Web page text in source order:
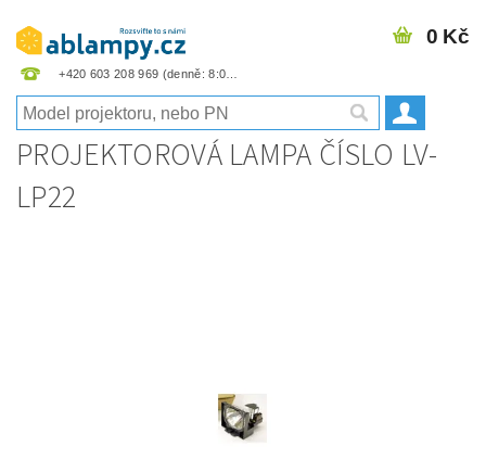
+420 603 208 969
0 Kč
PROJEKTOROVÁ LAMPA ČÍSLO LV-
LP22